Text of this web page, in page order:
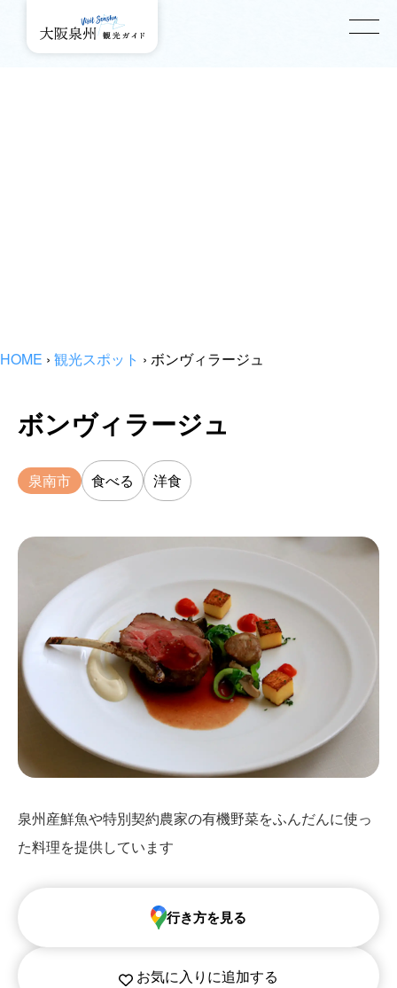
HOME › 観光スポット › ボンヴィラージュ
ボンヴィラージュ
泉南市 食べる 洋食
泉州産鮮魚や特別契約農家の有機野菜をふんだんに使っ
た料理を提供しています
お気に入りに追加する
行き方を見る